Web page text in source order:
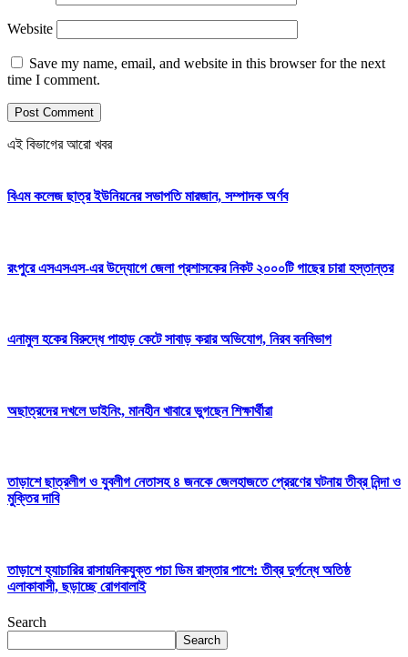
Website
Save my name, email, and website in this browser for the next
time I comment.
এই বিভাগের আরো খবর
বিএম কলেজ ছাত্র ইউনিয়নের সভাপতি মারজান, সম্পাদক অর্ণব
রংপুরে এসএসএস-এর উদ্যোগে জেলা প্রশাসকের নিকট ২০০০টি গাছের চারা হস্তান্তর
এনামুল হকের বিরুদ্ধে পাহাড় কেটে সাবাড় করার অভিযোগ, নিরব বনবিভাগ
অছাত্রদের দখলে ডাইনিং, মানহীন খাবারে ভুগছেন শিক্ষার্থীরা
তাড়াশে ছাত্রলীগ ও যুবলীগ নেতাসহ ৪ জনকে জেলহাজতে প্রেরণের ঘটনায় তীব্র নিন্দা ও
মুক্তির দাবি
তাড়াশে হ্যাচারির রাসায়নিকযুক্ত পচা ডিম রাস্তার পাশে: তীব্র দুর্গন্ধে অতিষ্ঠ
এলাকাবাসী, ছড়াচ্ছে রোগবালাই
Search
Search